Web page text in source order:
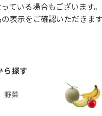
ている場合もございます
の表示をご確認いただきま
ら探す